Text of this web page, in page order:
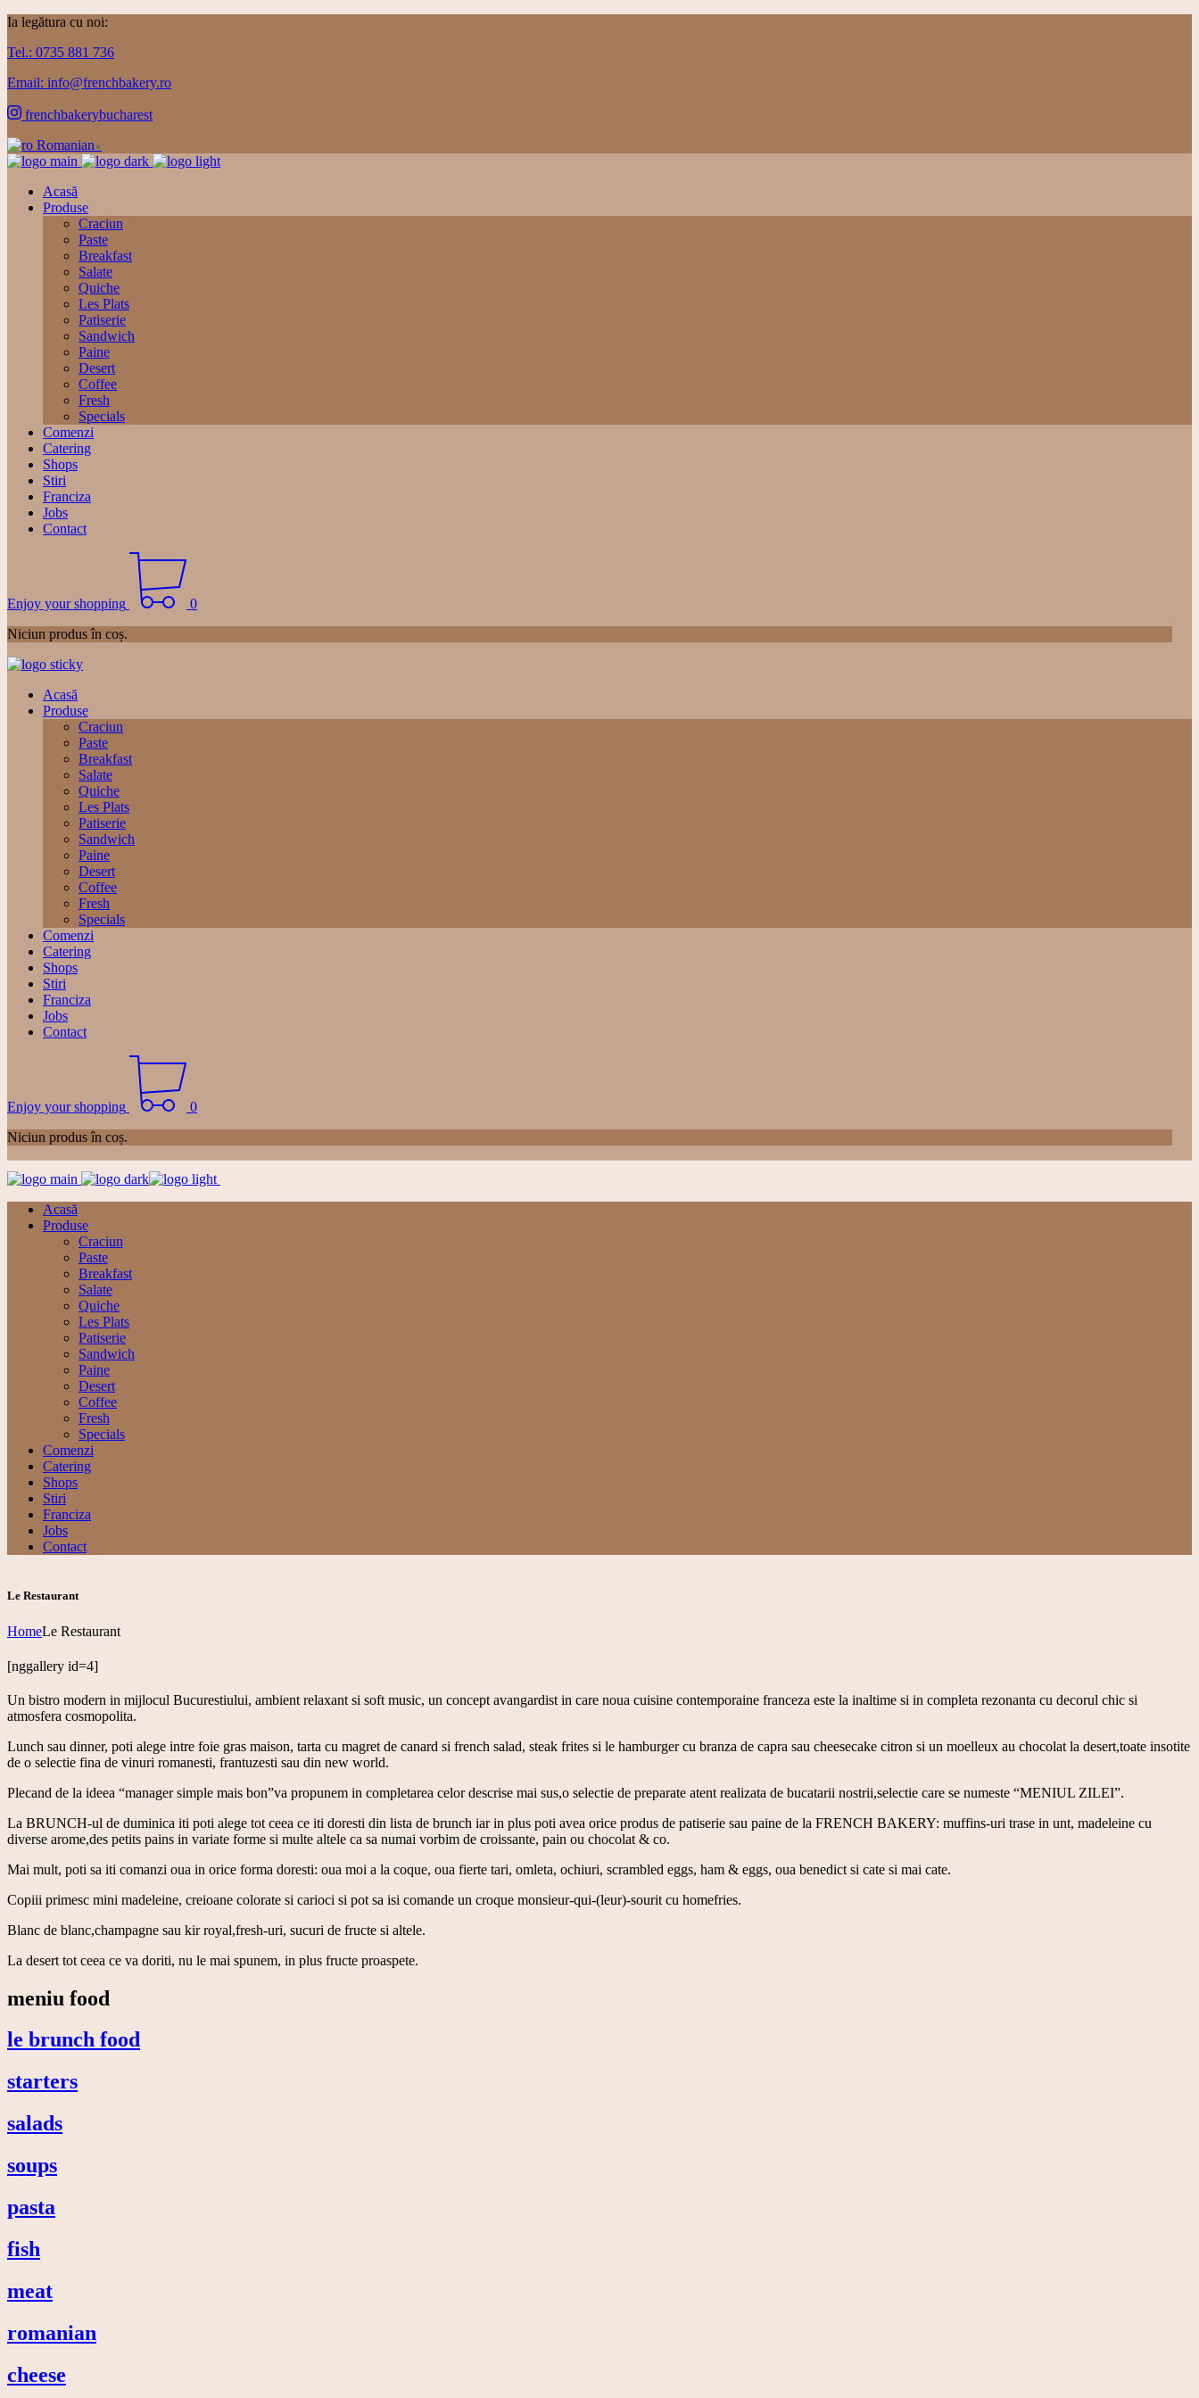
Ia legătura cu noi:
Tel.: 0735 881 736
Email: info@frenchbakery.ro
frenchbakerybucharest
Romanian ▼
Acasă
Produse
Craciun
Paste
Breakfast
Salate
Quiche
Les Plats
Patiserie
Sandwich
Paine
Desert
Coffee
Fresh
Specials
Comenzi
Catering
Shops
Stiri
Franciza
Jobs
Contact
Enjoy your shopping
0
Niciun produs în coș.
Acasă
Produse
Craciun
Paste
Breakfast
Salate
Quiche
Les Plats
Patiserie
Sandwich
Paine
Desert
Coffee
Fresh
Specials
Comenzi
Catering
Shops
Stiri
Franciza
Jobs
Contact
Enjoy your shopping
0
Niciun produs în coș.
Acasă
Produse
Craciun
Paste
Breakfast
Salate
Quiche
Les Plats
Patiserie
Sandwich
Paine
Desert
Coffee
Fresh
Specials
Comenzi
Catering
Shops
Stiri
Franciza
Jobs
Contact
Le Restaurant
HomeLe Restaurant
[nggallery id=4]
Un bistro modern in mijlocul Bucurestiului, ambient relaxant si soft music, un concept avangardist in care noua cuisine contemporaine franceza este la inaltime si in completa rezonanta cu decorul chic si
atmosfera cosmopolita.
Lunch sau dinner, poti alege intre foie gras maison, tarta cu magret de canard si french salad, steak frites si le hamburger cu branza de capra sau cheesecake citron si un moelleux au chocolat la desert,toate insotite
de o selectie fina de vinuri romanesti, frantuzesti sau din new world.
Plecand de la ideea “manager simple mais bon”va propunem in completarea celor descrise mai sus,o selectie de preparate atent realizata de bucatarii nostrii,selectie care se numeste “MENIUL ZILEI”.
La BRUNCH-ul de duminica iti poti alege tot ceea ce iti doresti din lista de brunch iar in plus poti avea orice produs de patiserie sau paine de la FRENCH BAKERY: muffins-uri trase in unt, madeleine cu
diverse arome,des petits pains in variate forme si multe altele ca sa numai vorbim de croissante, pain ou chocolat & co.
Mai mult, poti sa iti comanzi oua in orice forma doresti: oua moi a la coque, oua fierte tari, omleta, ochiuri, scrambled eggs, ham & eggs, oua benedict si cate si mai cate.
Copiii primesc mini madeleine, creioane colorate si carioci si pot sa isi comande un croque monsieur-qui-(leur)-sourit cu homefries.
Blanc de blanc,champagne sau kir royal,fresh-uri, sucuri de fructe si altele.
La desert tot ceea ce va doriti, nu le mai spunem, in plus fructe proaspete.
meniu food
le brunch food
starters
salads
soups
pasta
fish
meat
romanian
cheese